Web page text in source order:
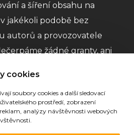
cookies
soubory cookies a další sledovací
prostředí, zobrazení
analýzy návštěvnosti webových
a šíření obsahu na
jakékoli podobě bez
autorů a provozovatele
žádné granty, ani
DPH. |
agentura 321 CREATIVE